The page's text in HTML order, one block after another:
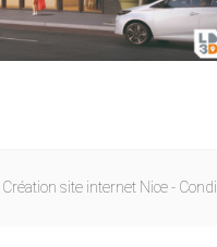
Création site internet Nice-